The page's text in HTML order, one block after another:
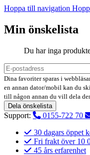
Hoppa till navigation
Min önskelista
Du har inga
Dina favoriter sparas i
en annan dator/mobil kan du
till någon annan du vill dela
Dela önskelista
Support: 0155-722 70
30 dagars öppet
Fri frakt över 10
45 års erfarenhet